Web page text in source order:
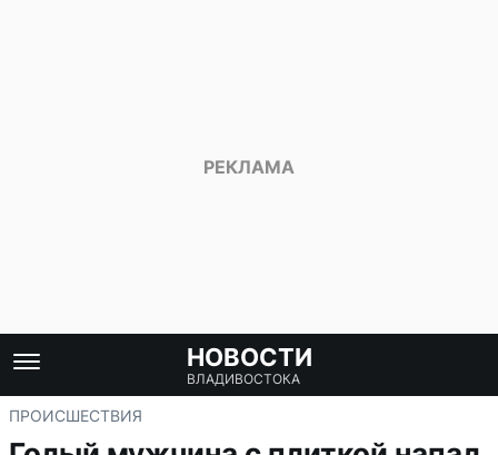
НОВОСТИ
ВЛАДИВОСТОКА
ПРОИСШЕСТВИЯ